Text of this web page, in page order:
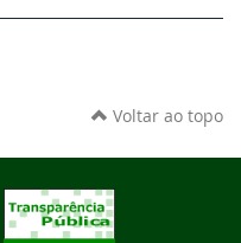
Voltar ao topo